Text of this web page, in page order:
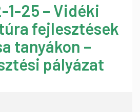
1-25 – Vidéki
fejlesztések
tanyákon –
pályázat